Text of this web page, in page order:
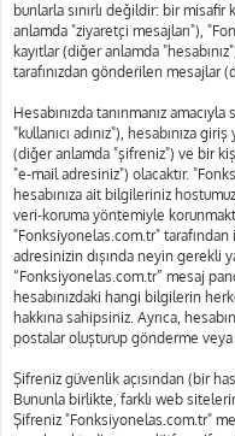
bunlarla sınırlı değildir: bir
anlamda "ziyaretçi mesajları"),
kayıtlar (diğer anlamda
tarafınızdan gönderilen mesajlar
Hesabınızda tanınmanız
"kullanıcı adınız"), hesabınıza
(diğer anlamda "şifreniz") ve bir
"e-mail adresiniz") olacaktır.
hesabınıza ait bilgileriniz
veri-koruma yöntemiyle
"Fonksiyonelas.com.tr" tarafından
adresinizin dışında neyin gerekli
“Fonksiyonelas.com.tr” mesaj
hesabınızdaki hangi bilgilerin
hakkına sahipsiniz. Ayrıca,
postalar oluşturup gönderme veya
Şifreniz güvenlik açısından (bir
Bununla birlikte, farklı web
Şifreniz "Fonksiyonelas.com.tr"